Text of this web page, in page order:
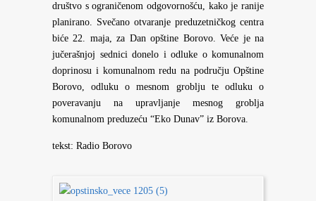
društvo s ograničenom odgovornošću, kako je ranije
planirano. Svečano otvaranje preduzetničkog centra
biće 22. maja, za Dan opštine Borovo. Veće je na
jučerašnjoj sednici donelo i odluke o komunalnom
doprinosu i komunalnom redu na području Opštine
Borovo, odluku o mesnom groblju te odluku o
poveravanju na upravljanje mesnog groblja
komunalnom preduzeću “Eko Dunav” iz Borova.
tekst: Radio Borovo